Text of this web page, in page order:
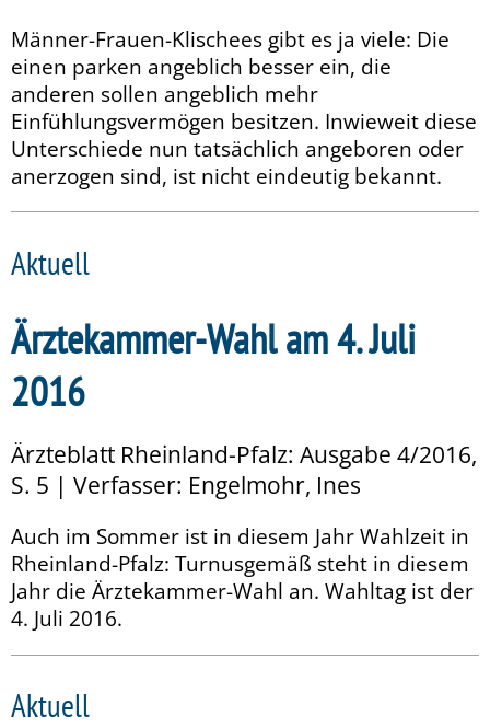
Männer-Frauen-Klischees gibt es ja viele: Die
einen parken angeblich besser ein, die
anderen sollen angeblich mehr
Einfühlungsvermögen besitzen. Inwieweit diese
Unterschiede nun tatsächlich angeboren oder
anerzogen sind, ist nicht eindeutig bekannt.
Aktuell
Ärztekammer-Wahl am 4. Juli
2016
Ärzteblatt Rheinland-Pfalz: Ausgabe 4/2016,
S. 5 | Verfasser: Engelmohr, Ines
Auch im Sommer ist in diesem Jahr Wahlzeit in
Rheinland-Pfalz: Turnusgemäß steht in diesem
Jahr die Ärztekammer-Wahl an. Wahltag ist der
4. Juli 2016.
Aktuell